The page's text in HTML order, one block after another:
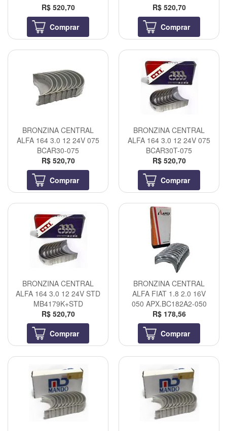
R$ 520,70
Comprar
R$ 520,70
Comprar
BRONZINA CENTRAL
ALFA 164 3.0 12 24V 075
BCAR30-075
R$ 520,70
Comprar
BRONZINA CENTRAL
ALFA 164 3.0 12 24V 075
BCAR30T-075
R$ 520,70
Comprar
BRONZINA CENTRAL
ALFA 164 3.0 12 24V STD
MB4179K+STD
R$ 520,70
Comprar
BRONZINA CENTRAL
ALFA FIAT 1.8 2.0 16V
050 APX.BC182A2-050
R$ 178,56
Comprar